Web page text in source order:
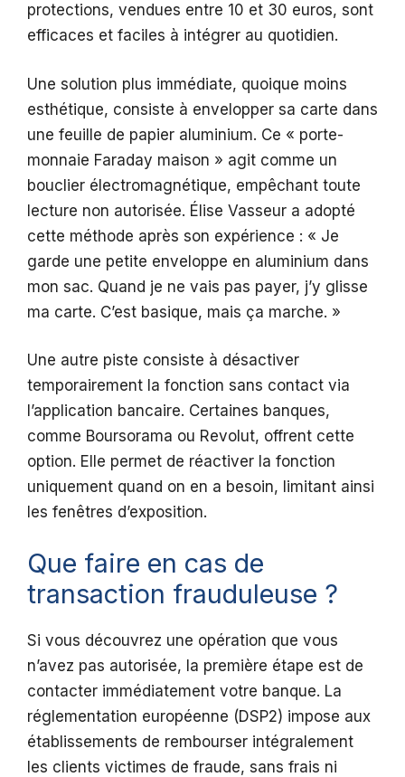
protections, vendues entre 10 et 30 euros, sont
efficaces et faciles à intégrer au quotidien.
Une solution plus immédiate, quoique moins
esthétique, consiste à envelopper sa carte dans
une feuille de papier aluminium. Ce « porte-
monnaie Faraday maison » agit comme un
bouclier électromagnétique, empêchant toute
lecture non autorisée. Élise Vasseur a adopté
cette méthode après son expérience : « Je
garde une petite enveloppe en aluminium dans
mon sac. Quand je ne vais pas payer, j’y glisse
ma carte. C’est basique, mais ça marche. »
Une autre piste consiste à désactiver
temporairement la fonction sans contact via
l’application bancaire. Certaines banques,
comme Boursorama ou Revolut, offrent cette
option. Elle permet de réactiver la fonction
uniquement quand on en a besoin, limitant ainsi
les fenêtres d’exposition.
Que faire en cas de
transaction frauduleuse ?
Si vous découvrez une opération que vous
n’avez pas autorisée, la première étape est de
contacter immédiatement votre banque. La
réglementation européenne (DSP2) impose aux
établissements de rembourser intégralement
les clients victimes de fraude, sans frais ni